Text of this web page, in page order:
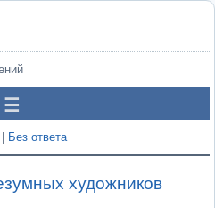
Без ответа
художников